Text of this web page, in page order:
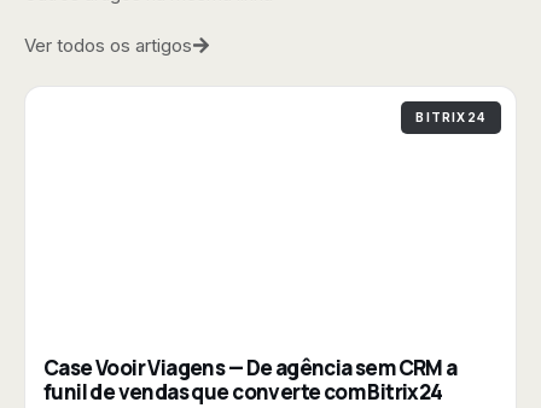
Ver todos os artigos
BITRIX24
Case Vooir Viagens — De agência sem CRM a
funil de vendas que converte com Bitrix24